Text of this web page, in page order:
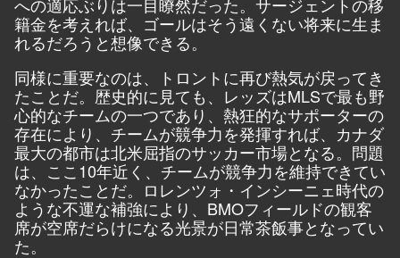
籍金を考えれば、ゴールはそう遠くない将来に生ま
れるだろうと想像できる。
同様に重要なのは、トロントに再び熱気が戻ってき
たことだ。歴史的に見ても、レッズはMLSで最も野
心的なチームの一つであり、熱狂的なサポーターの
存在により、チームが競争力を発揮すれば、カナダ
最大の都市は北米屈指のサッカー市場となる。問題
は、ここ10年近く、チームが競争力を維持できてい
なかったことだ。ロレンツォ・インシーニェ時代の
ような不運な補強により、BMOフィールドの観客
席が空席だらけになる光景が日常茶飯事となってい
た。